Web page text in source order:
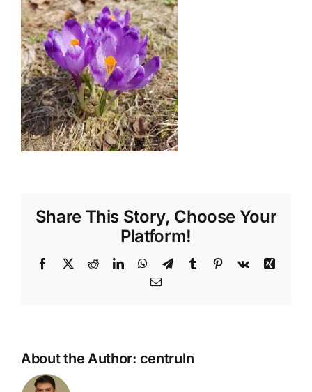
Shop
Tratamente naturale
Iubim fructele
Share This Story, Choose Your
Platform!
Facebook
X RedditLinkedInWhatsApp
TelegramTumblr Pinterest
Vk
Xing
Email
About the Author: centruln